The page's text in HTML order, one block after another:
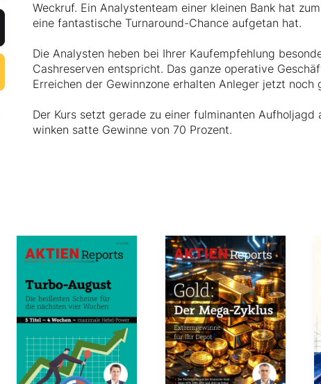
Weckruf. Ein Analystenteam einer kleinen Bank hat
eine fantastische Turnaround-Chance aufgetan hat.
Die Analysten heben bei Ihrer Kaufempfehlung
Cashreserven entspricht. Das ganze operative
Erreichen der Gewinnzone erhalten Anleger jetzt noch
Der Kurs setzt gerade zu einer fulminanten
winken satte Gewinne von 70 Prozent.